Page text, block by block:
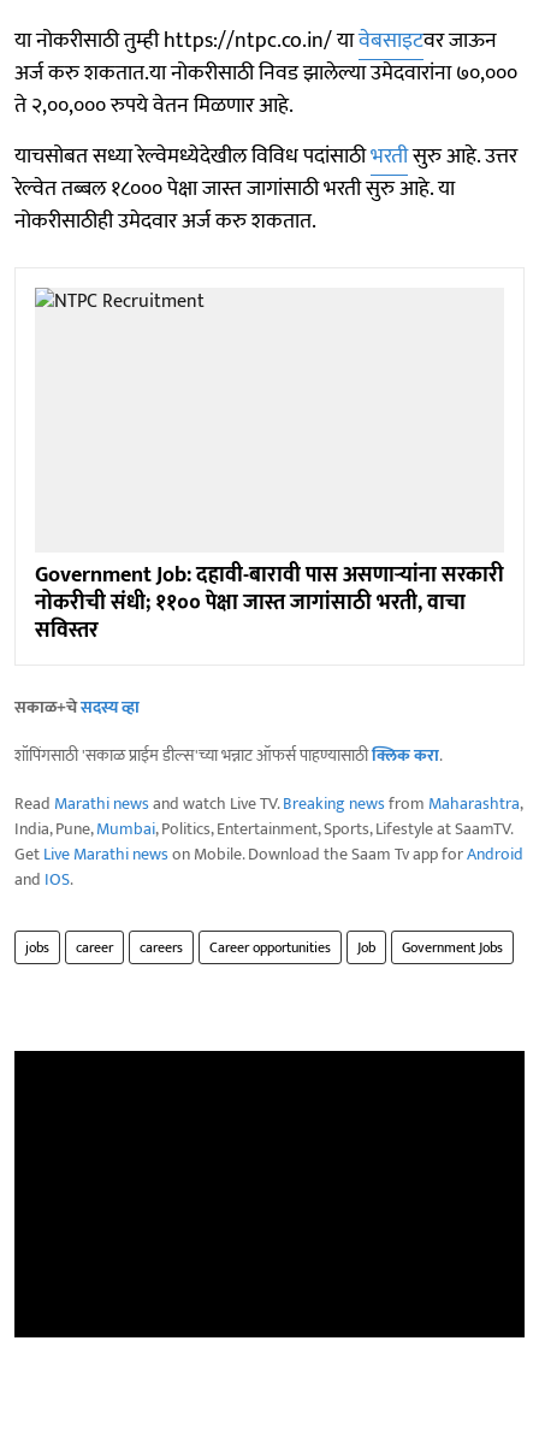
या नोकरीसाठी तुम्ही https://ntpc.co.in/ यावेबसाइटवर जाऊन
अर्ज करु शकतात.या नोकरीसाठी निवड झालेल्या उमेदवारांना ७०,०००
ते २,००,००० रुपये वेतन मिळणार आहे.
याचसोबत सध्या रेल्वेमध्येदेखील विविध पदांसाठीभरतीसुरु आहे. उत्तर
रेल्वेत तब्बल १८००० पेक्षा जास्त जागांसाठी भरती सुरु आहे. या
नोकरीसाठीही उमेदवार अर्ज करु शकतात.
Government Job: दहावी-बारावी पास असणाऱ्यांना सरकारी
नोकरीची संधी; ११०० पेक्षा जास्त जागांसाठी भरती, वाचा
सविस्तर
सकाळ+चेसदस्य व्हा
शॉपिंगसाठी 'सकाळ प्राईम डील्स'च्या भन्नाट ऑफर्स पाहण्यासाठीक्लिक करा.
Read Marathi newsand watch Live TV.Breaking newsfrom Maharashtra,
India, Pune,Mumbai, Politics, Entertainment, Sports, Lifestyle at SaamTV.
GetLive Marathi newson Mobile. Download the Saam Tv app forAndroid
and IOS.
jobs career careers Career opportunities Job Government Jobs